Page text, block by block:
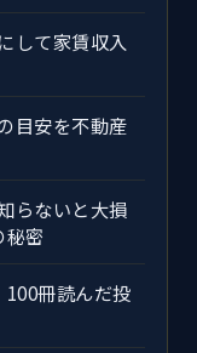
して家賃収入
目安を不動産
らないと大損
秘密
冊読んだ投